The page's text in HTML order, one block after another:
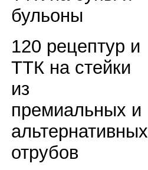
бульоны
120 рецептур и
ТТК на стейки
из
премиальных и
альтернативных
отрубов